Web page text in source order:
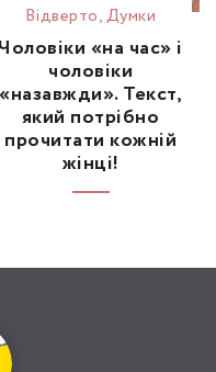
Відвертo,Думки
Чоловіки «на час» і
чоловіки
«назавжди». Текст,
який потрібно
прочитати кожній
жінці!